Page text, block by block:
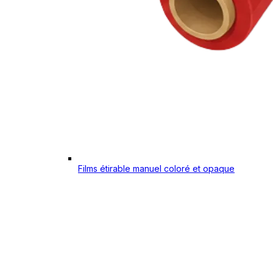
Films étirable manuel coloré et opaque